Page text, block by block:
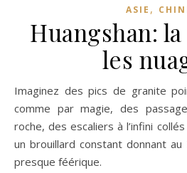
ASIE ,
Huangshan:
les
Imaginez des pics de granite pointant hors des nuages
comme par magie, des
roche, des escaliers à l’infini
un brouillard constant donnant
presque féérique.